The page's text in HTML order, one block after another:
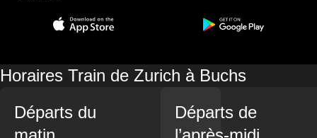
Horaires Train de Zurich à Buchs
Départs du
Départs de